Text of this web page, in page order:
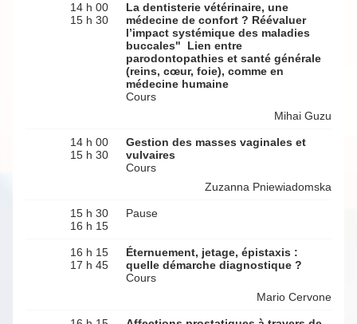
14 h 00
15 h 30
La dentisterie vétérinaire, une
médecine de confort ? Réévaluer
l’impact systémique des maladies
buccales" Lien entre
parodontopathies et santé générale
(reins, cœur, foie), comme en
médecine humaine
Cours
Mihai Guzu
14 h 00
15 h 30
Gestion des masses vaginales et
vulvaires
Cours
Zuzanna Pniewiadomska
15 h 30
16 h 15
Pause
16 h 15
17 h 45
Éternuement, jetage, épistaxis :
quelle démarche diagnostique ?
Cours
Mario Cervone